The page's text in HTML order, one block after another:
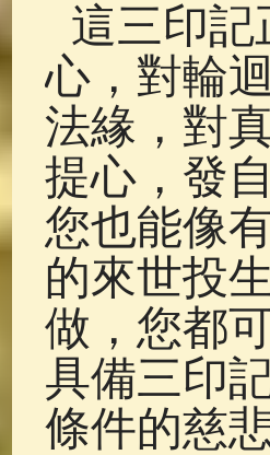
這三印記
心，對輪
法緣，對
提心，發
您也能像
的來世投
做，您都
具備三印
條件的慈